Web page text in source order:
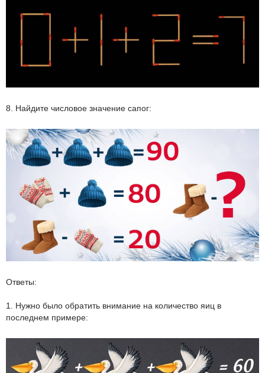
8. Найдите числовое значение сапог:
Ответы:
1. Нужно было обратить внимание на количество яиц в
последнем примере: